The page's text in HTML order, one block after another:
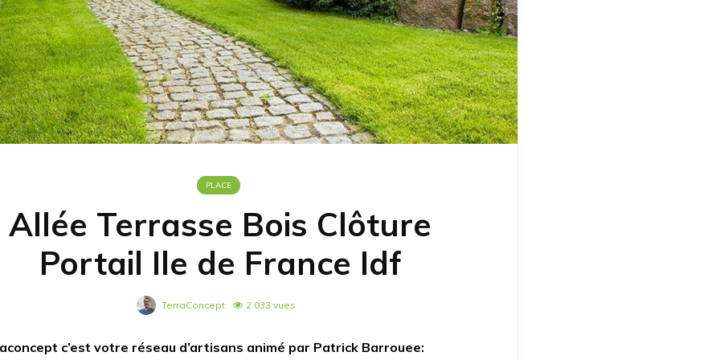
PLACE
Allée Terrasse Bois Clôture
Portail Ile de France Idf
TerraConcept 2 033 vues
c’est votre réseau d’artisans animé par Patrick Barrouee: